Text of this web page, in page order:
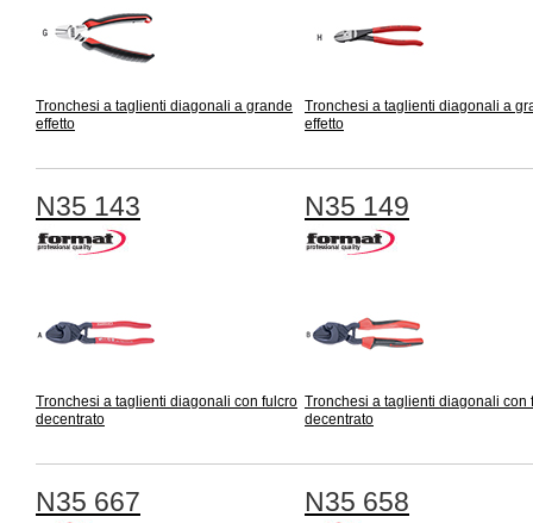
Tronchesi a taglienti diagonali a grande
effetto
Tronchesi a taglienti diagonali a
effetto
N35 143
Tronchesi a taglienti diagonali con fulcro
decentrato
N35 149
Tronchesi a taglienti diagonali con
decentrato
N35 667 N35 658